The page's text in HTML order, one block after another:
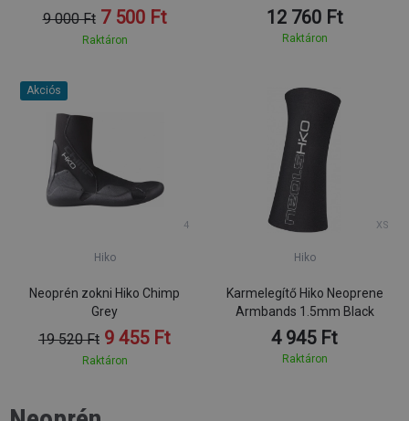
9 000 Ft 7 500 Ft
Raktáron
12 760 Ft
Raktáron
Akciós
4
Hiko
Neoprén zokni Hiko Chimp
Grey
19 520 Ft 9 455 Ft
Raktáron
XS
Hiko
Karmelegítő Hiko Neoprene
Armbands 1.5mm Black
4 945 Ft
Raktáron